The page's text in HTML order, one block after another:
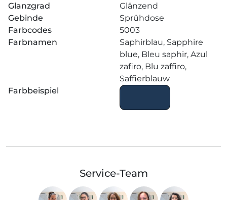
Glanzgrad
Glänzend
Gebinde
Sprühdose
Farbcodes
5003
Farbnamen
Saphirblau, Sapphire
blue, Bleu saphir, Azul
zafiro, Blu zaffiro,
Saffierblauw
Farbbeispiel
Service-Team